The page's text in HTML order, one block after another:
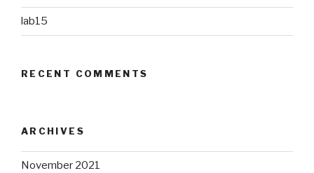
lab15
RECENT COMMENTS
ARCHIVES
November 2021